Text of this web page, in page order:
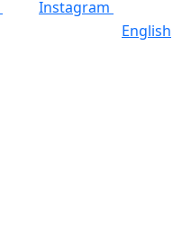
Instagram
English